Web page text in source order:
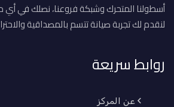
أسطولنا المتحرك وشبكة فروعنا، نصلك في
لنقدم لك تجربة صيانة تتسم بالمصداقية
روابط سريعة
عن المركز